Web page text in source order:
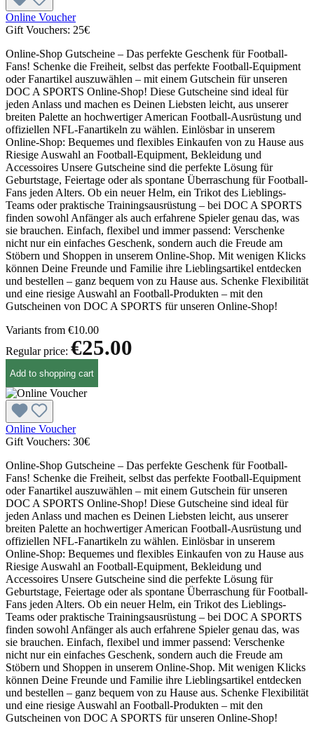
Online Voucher
Gift Vouchers: 25€
Online-Shop Gutscheine – Das perfekte Geschenk für Football-
Fans! Schenke die Freiheit, selbst das perfekte Football-Equipment
oder Fanartikel auszuwählen – mit einem Gutschein für unseren
DOC A SPORTS Online-Shop! Diese Gutscheine sind ideal für
jeden Anlass und machen es Deinen Liebsten leicht, aus unserer
breiten Palette an hochwertiger American Football-Ausrüstung und
offiziellen NFL-Fanartikeln zu wählen. Einlösbar in unserem
Online-Shop: Bequemes und flexibles Einkaufen von zu Hause aus
Riesige Auswahl an Football-Equipment, Bekleidung und
Accessoires Unsere Gutscheine sind die perfekte Lösung für
Geburtstage, Feiertage oder als spontane Überraschung für Football-
Fans jeden Alters. Ob ein neuer Helm, ein Trikot des Lieblings-
Teams oder praktische Trainingsausrüstung – bei DOC A SPORTS
finden sowohl Anfänger als auch erfahrene Spieler genau das, was
sie brauchen. Einfach, flexibel und immer passend: Verschenke
nicht nur ein einfaches Geschenk, sondern auch die Freude am
Stöbern und Shoppen in unserem Online-Shop. Mit wenigen Klicks
können Deine Freunde und Familie ihre Lieblingsartikel entdecken
und bestellen – ganz bequem von zu Hause aus. Schenke Flexibilität
und eine riesige Auswahl an Football-Produkten – mit den
Gutscheinen von DOC A SPORTS für unseren Online-Shop!
Variants from €10.00
Regular price: €25.00
Add to shopping cart
Online Voucher
Gift Vouchers: 30€
Online-Shop Gutscheine – Das perfekte Geschenk für Football-
Fans! Schenke die Freiheit, selbst das perfekte Football-Equipment
oder Fanartikel auszuwählen – mit einem Gutschein für unseren
DOC A SPORTS Online-Shop! Diese Gutscheine sind ideal für
jeden Anlass und machen es Deinen Liebsten leicht, aus unserer
breiten Palette an hochwertiger American Football-Ausrüstung und
offiziellen NFL-Fanartikeln zu wählen. Einlösbar in unserem
Online-Shop: Bequemes und flexibles Einkaufen von zu Hause aus
Riesige Auswahl an Football-Equipment, Bekleidung und
Accessoires Unsere Gutscheine sind die perfekte Lösung für
Geburtstage, Feiertage oder als spontane Überraschung für Football-
Fans jeden Alters. Ob ein neuer Helm, ein Trikot des Lieblings-
Teams oder praktische Trainingsausrüstung – bei DOC A SPORTS
finden sowohl Anfänger als auch erfahrene Spieler genau das, was
sie brauchen. Einfach, flexibel und immer passend: Verschenke
nicht nur ein einfaches Geschenk, sondern auch die Freude am
Stöbern und Shoppen in unserem Online-Shop. Mit wenigen Klicks
können Deine Freunde und Familie ihre Lieblingsartikel entdecken
und bestellen – ganz bequem von zu Hause aus. Schenke Flexibilität
und eine riesige Auswahl an Football-Produkten – mit den
Gutscheinen von DOC A SPORTS für unseren Online-Shop!